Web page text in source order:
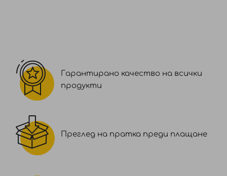
Гарантирано качество на всички
продукти
Преглед на пратка преди плащане